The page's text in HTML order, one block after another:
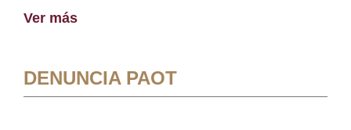
Ver más
DENUNCIA PAOT